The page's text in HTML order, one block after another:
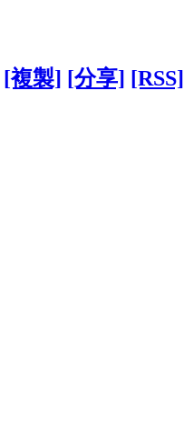
[複製] [分享] [RSS]